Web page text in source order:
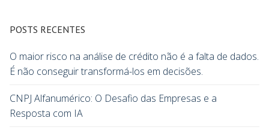
POSTS RECENTES
O maior risco na análise de crédito não é a falta de dados.
É não conseguir transformá-los em decisões.
CNPJ Alfanumérico: O Desafio das Empresas e a
Resposta com IA